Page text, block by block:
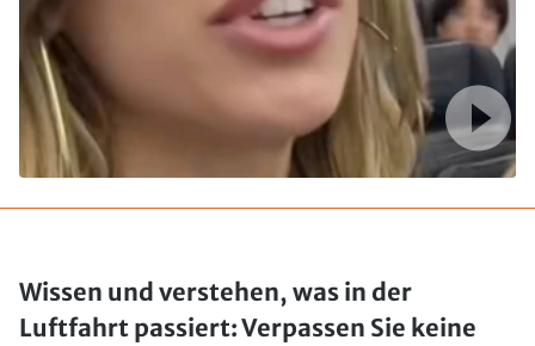
Wissen und verstehen, was in der
Luftfahrt passiert: Verpassen Sie keine